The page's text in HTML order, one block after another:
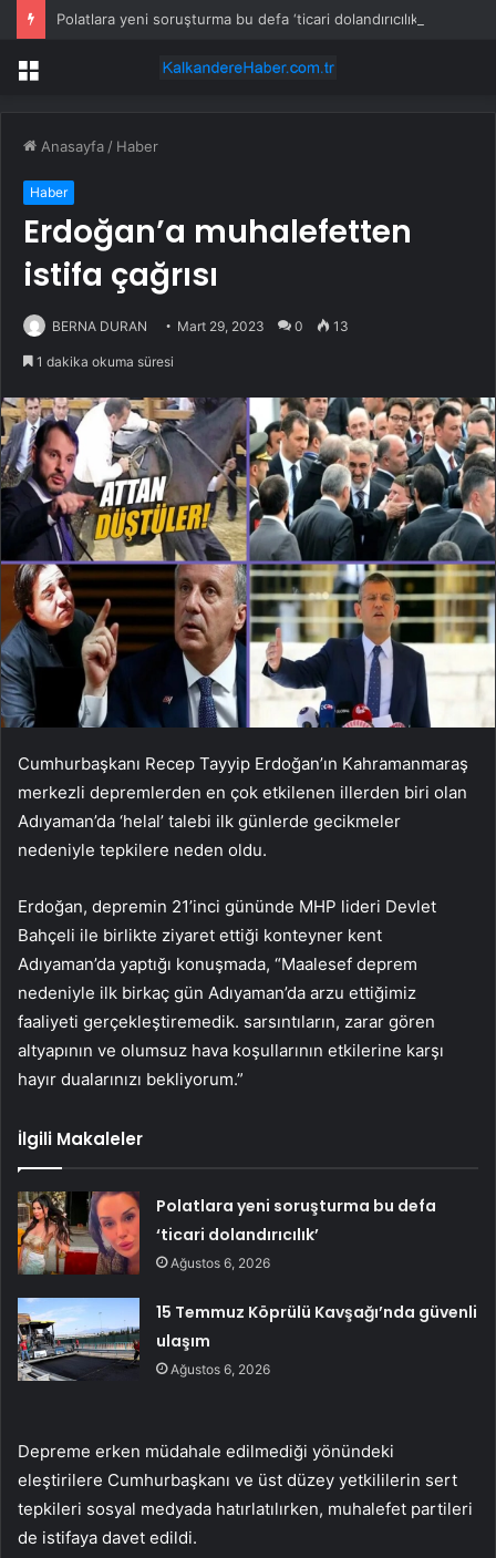
Polatlara yeni soruşturma bu defa ‘ticari dolandırıcılık’
Menü
Anasayfa / Haber
Haber
Erdoğan’a muhalefetten
istifa çağrısı
BERNA DURAN Mart 29, 2023 0 13
1 dakika okuma süresi
Cumhurbaşkanı Recep Tayyip Erdoğan’ın Kahramanmaraş
merkezli depremlerden en çok etkilenen illerden biri olan
Adıyaman’da ‘helal’ talebi ilk günlerde gecikmeler
nedeniyle tepkilere neden oldu.
Erdoğan, depremin 21’inci gününde MHP lideri Devlet
Bahçeli ile birlikte ziyaret ettiği konteyner kent
Adıyaman’da yaptığı konuşmada, “Maalesef deprem
nedeniyle ilk birkaç gün Adıyaman’da arzu ettiğimiz
faaliyeti gerçekleştiremedik. sarsıntıların, zarar gören
altyapının ve olumsuz hava koşullarının etkilerine karşı
hayır dualarınızı bekliyorum.”
İlgili Makaleler
Polatlara yeni soruşturma bu defa
‘ticari dolandırıcılık’
Ağustos 6, 2026
15 Temmuz Köprülü Kavşağı’nda güvenli
ulaşım
Ağustos 6, 2026
Depreme erken müdahale edilmediği yönündeki
eleştirilere Cumhurbaşkanı ve üst düzey yetkililerin sert
tepkileri sosyal medyada hatırlatılırken, muhalefet partileri
de istifaya davet edildi.